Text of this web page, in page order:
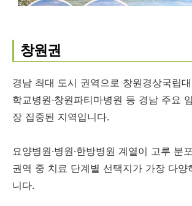
창원권
경남 최대 도시 권역으로 창원경상국립대
학교병원·창원파티마병원 등 경남 주요
장 집중된 지역입니다.
요양병원·병원·한방병원 계열이 고루 분
권역 중 치료 단계별 선택지가 가장 다양
니다.